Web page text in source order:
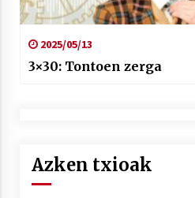
2025/05/13
3×30: Tontoen zerga
Azken txioak